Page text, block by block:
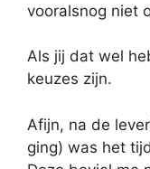
vooralsnog niet
Als jij dat wel
keuzes zijn.
Afijn, na de
ging) was het